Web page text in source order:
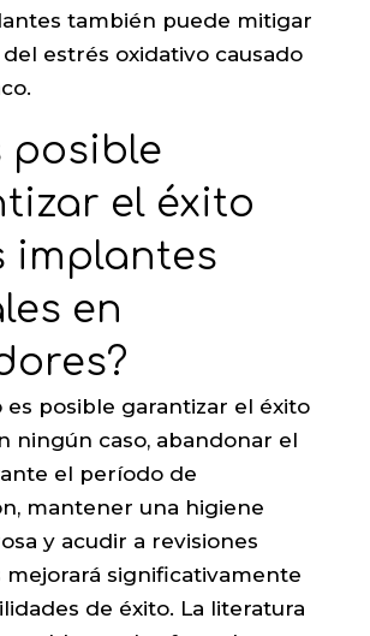
también puede mitigar
estrés oxidativo causado
posible
el éxito
implantes
en
es posible garantizar el éxito
ningún caso, abandonar el
el período de
mantener una higiene
y acudir a revisiones
significativamente
de éxito. La literatura